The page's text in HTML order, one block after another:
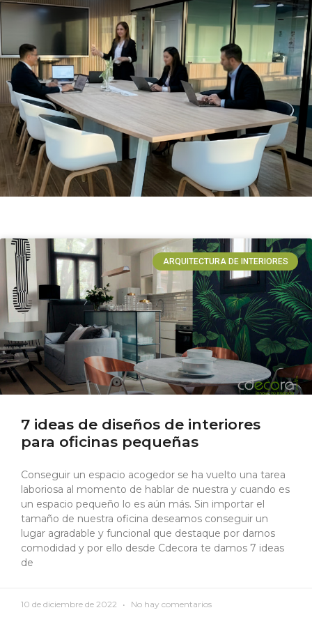
ARQUITECTURA DE INTERIORES
7 ideas de diseños de interiores
para oficinas pequeñas
Conseguir un espacio acogedor se ha vuelto una tarea
laboriosa al momento de hablar de nuestra y cuando es
un espacio pequeño lo es aún más. Sin importar el
tamaño de nuestra oficina deseamos conseguir un
lugar agradable y funcional que destaque por darnos
comodidad y por ello desde Cdecora te damos 7 ideas
de
10 de diciembre de 2022 No hay comentarios